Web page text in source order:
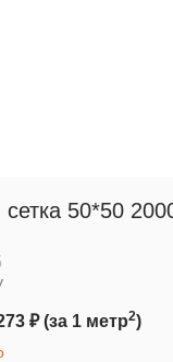
50*50
₽(за 1 метр2)